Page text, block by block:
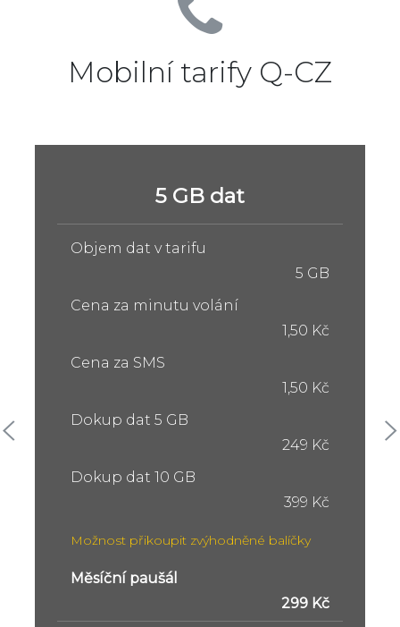
Mobilní tarify Q-CZ
5 GB dat
Objem dat v tarifu
5 GB
Cena za minutu volání
1,50 Kč
Cena za SMS
1,50 Kč
Dokup dat 5 GB
249 Kč
Dokup dat 10 GB
399 Kč
Možnost přikoupit zvýhodněné balíčky
Měsíční paušál
299 Kč